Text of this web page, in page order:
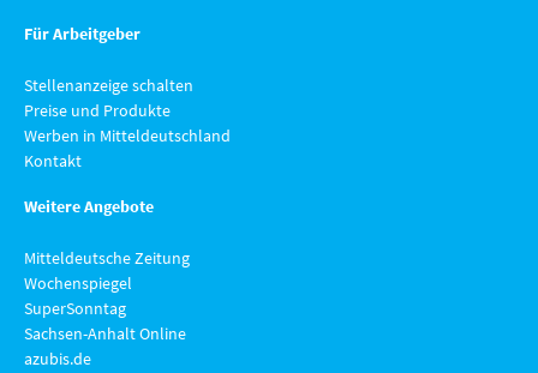
Für Arbeitgeber
Stellenanzeige schalten
Preise und Produkte
Werben in Mitteldeutschland
Kontakt
Weitere Angebote
Mitteldeutsche Zeitung
Wochenspiegel
SuperSonntag
Sachsen-Anhalt Online
azubis.de